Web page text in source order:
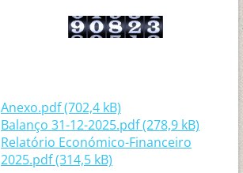
Anexo.pdf (702,4 kB)
Balanço 31-12-2025.pdf (278,9 kB)
Relatório Económico-Financeiro
2025.pdf (314,5 kB)